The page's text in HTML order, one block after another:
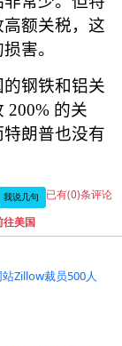
额关税，这
害。
钢铁和铝关
200% 的关
朗普也没有
我说几句 已有(0)条评论
往美国
Zillow裁员500人